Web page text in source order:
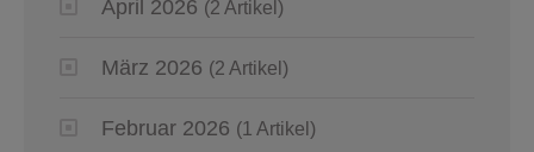
April 2026 (2 Artikel)
März 2026 (2 Artikel)
Februar 2026 (1 Artikel)